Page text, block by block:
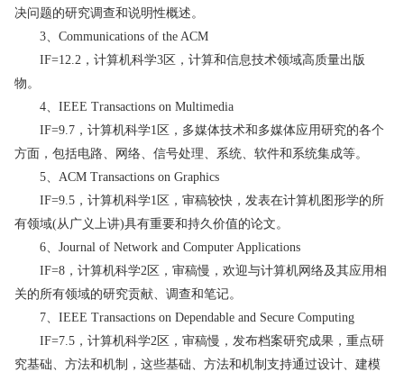
决问题的研究调查和说明性概述。
3、Communications of the ACM
IF=12.2，计算机科学3区，计算和信息技术领域高质量出版
物。
4、IEEE Transactions on Multimedia
IF=9.7，计算机科学1区，多媒体技术和多媒体应用研究的各个
方面，包括电路、网络、信号处理、系统、软件和系统集成等。
5、ACM Transactions on Graphics
IF=9.5，计算机科学1区，审稿较快，发表在计算机图形学的所
有领域(从广义上讲)具有重要和持久价值的论文。
6、Journal of Network and Computer Applications
IF=8，计算机科学2区，审稿慢，欢迎与计算机网络及其应用相
关的所有领域的研究贡献、调查和笔记。
7、IEEE Transactions on Dependable and Secure Computing
IF=7.5，计算机科学2区，审稿慢，发布档案研究成果，重点研
究基础、方法和机制，这些基础、方法和机制支持通过设计、建模